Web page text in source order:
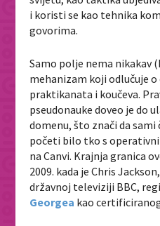
i koristi se kao tehnika
govorima.
Samo polje nema nikakav
mehanizam koji odlučuje
praktikanata i koučeva.
pseudonauke doveo je do
domenu, što znači da
početi bilo tko s
na Canvi. Krajnja granica
2009. kada je Chris
državnoj televiziji BBC,
Georgea kao